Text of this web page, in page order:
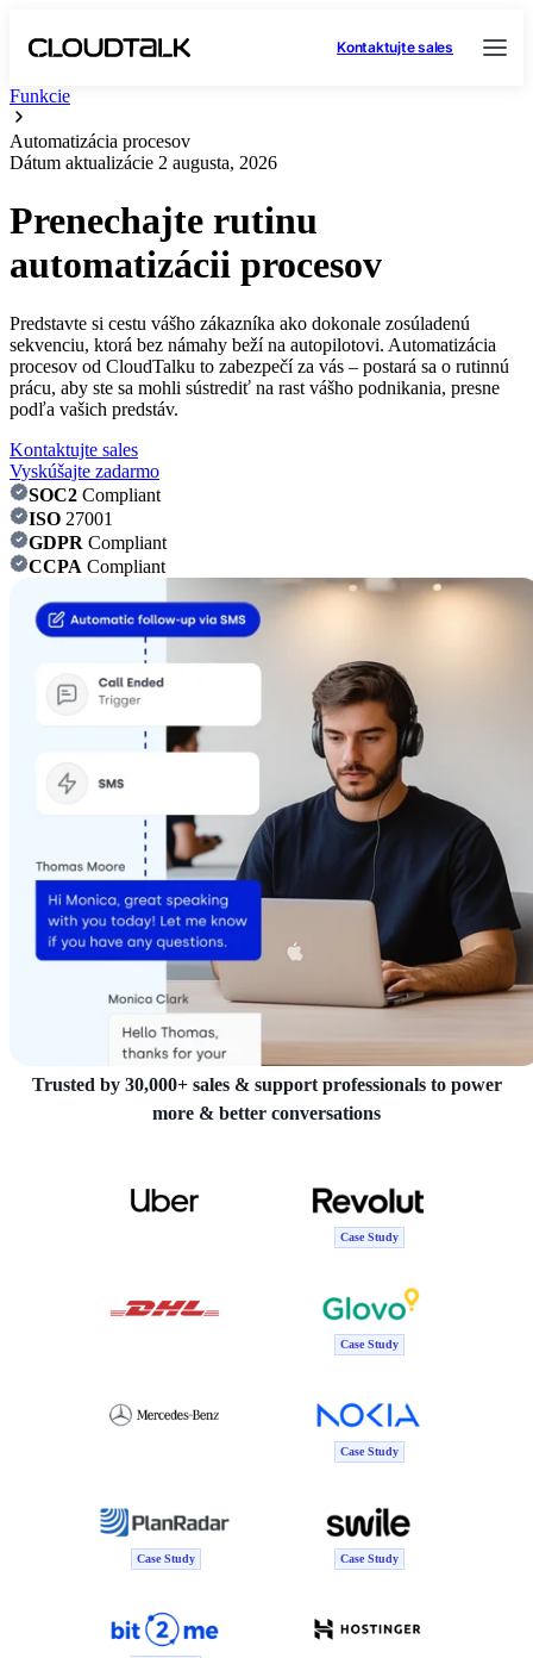
Kontaktujte sales
Funkcie
Automatizácia procesov
Dátum aktualizácie 2 augusta, 2026
Prenechajte rutinu
automatizácii procesov
Predstavte si cestu vášho zákazníka ako dokonale zosúladenú
sekvenciu, ktorá bez námahy beží na autopilotovi. Automatizácia
procesov od CloudTalku to zabezpečí za vás – postará sa o rutinnú
prácu, aby ste sa mohli sústrediť na rast vášho podnikania, presne
podľa vašich predstáv.
Kontaktujte sales
Vyskúšajte zadarmo
SOC2 Compliant
ISO 27001
GDPR Compliant
CCPA Compliant
Trusted by 30,000+ sales & support professionals to power
more & better conversations
Case Study
Case Study
Case Study
Case Study Case Study